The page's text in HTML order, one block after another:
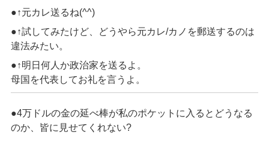
●↑元カレ送るね(^^)
●↑試してみたけど、どうやら元カレ/カノを郵送するのは
違法みたい。
●↑明日何人か政治家を送るよ。
母国を代表してお礼を言うよ。
●4万ドルの金の延べ棒が私のポケットに入るとどうなる
のか、皆に見せてくれない?